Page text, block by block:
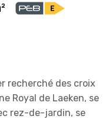
recherché des croix
Royal de Laeken, se
rez-de-jardin, se